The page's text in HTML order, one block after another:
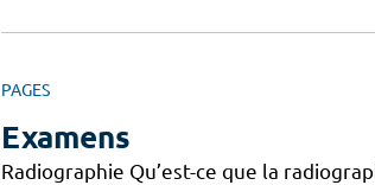
PAGES
Examens
Radiographie Qu’est-ce que la